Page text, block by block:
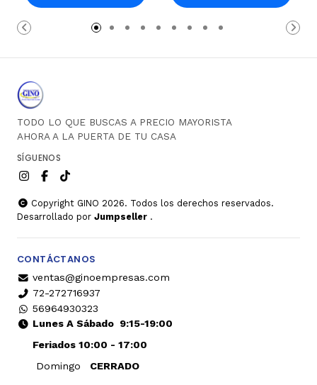
Carro Carro
TODO LO QUE BUSCAS A PRECIO MAYORISTA
AHORA A LA PUERTA DE TU CASA
SÍGUENOS
Copyright GINO 2026. Todos los derechos reservados.
Desarrollado por Jumpseller .
CONTÁCTANOS
ventas@ginoempresas.com
72-272716937
56964930323
Lunes A Sábado9:15-19:00
Feriados 10:00 - 17:00
Domingo
CERRADO